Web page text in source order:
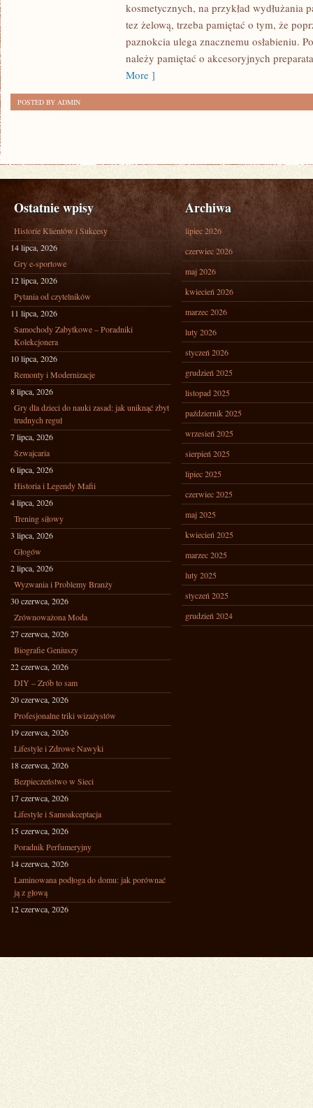
MÓWI
PCHA
BIZNESU,
JEDNAKOWOŻ
NIE
KAŻDY
DO
TEGO
NADAJĘ
kosmetycznych, na przykład wydłużania
tez żelową, trzeba pamiętać o tym, że
paznokcia ulega znacznemu osłabieniu.
należy pamiętać o akcesoryjnych
More ]
POSTED BY ADMIN
Ostatnie wpisy
Historie Klientów i Sukcesy
14 lipca, 2026
Gry e-sportowe
12 lipca, 2026
Pytania od czytelników
11 lipca, 2026
Samochody Zabytkowe – Poradniki
Kolekcjonera
10 lipca, 2026
Remonty i Modernizacje
8 lipca, 2026
Gry dla dzieci do nauki zasad: jak uniknąć zbyt
trudnych reguł
7 lipca, 2026
Szwajcaria
6 lipca, 2026
Historia i Legendy Mafii
4 lipca, 2026
Trening siłowy
3 lipca, 2026
Głogów
2 lipca, 2026
Wyzwania i Problemy Branży
30 czerwca, 2026
Zrównoważona Moda
27 czerwca, 2026
Biografie Geniuszy
22 czerwca, 2026
DIY – Zrób to sam
20 czerwca, 2026
Profesjonalne triki wizażystów
19 czerwca, 2026
Lifestyle i Zdrowe Nawyki
18 czerwca, 2026
Bezpieczeństwo w Sieci
17 czerwca, 2026
Lifestyle i Samoakceptacja
15 czerwca, 2026
Poradnik Perfumeryjny
14 czerwca, 2026
Laminowana podłoga do domu: jak porównać
ją z głową
12 czerwca, 2026
Archiwa
lipiec 2026
czerwiec 2026
maj 2026
kwiecień 2026
marzec 2026
luty 2026
styczeń 2026
grudzień 2025
listopad 2025
październik 2025
wrzesień 2025
sierpień 2025
lipiec 2025
czerwiec 2025
maj 2025
kwiecień 2025
marzec 2025
luty 2025
styczeń 2025
grudzień 2024